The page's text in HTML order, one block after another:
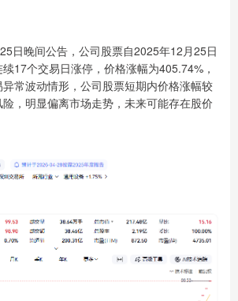
日晚间公告，公司股票自2025年12月25日
17个交易日涨停，价格涨幅为405.74%，
常波动情形，公司股票短期内价格涨幅较
，明显偏离市场走势，未来可能存在股价